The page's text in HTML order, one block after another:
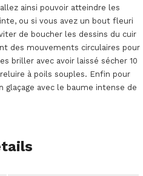
ainsi pouvoir atteindre les
ou si vous avez un bout fleuri
de boucher les dessins du cuir
des mouvements circulaires pour
briller avec avoir laissé sécher 10
à poils souples. Enfin pour
glaçage avec le baume intense de